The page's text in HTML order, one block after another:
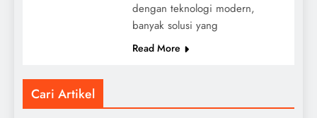
dengan teknologi modern,
banyak solusi yang
Read More
Cari Artikel